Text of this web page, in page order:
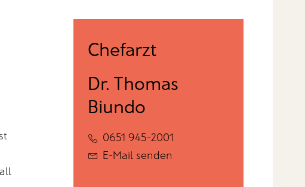
Chefarzt
Dr. Thomas
Biundo
0651 945-2001
E-Mail senden